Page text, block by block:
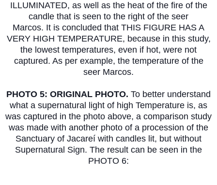
ILLUMINATED, as well as the heat of the fire of the
candle that is seen to the right of the seer
Marcos. It is concluded that THIS FIGURE HAS A
VERY HIGH TEMPERATURE, because in this study,
the lowest temperatures, even if hot, were not
captured. As per example, the temperature of the
seer Marcos.
PHOTO 5: ORIGINAL PHOTO. To better understand
what a supernatural light of high Temperature is, as
was captured in the photo above, a comparison study
was made with another photo of a procession of the
Sanctuary of Jacareí with candles lit, but without
Supernatural Sign. The result can be seen in the
PHOTO 6: